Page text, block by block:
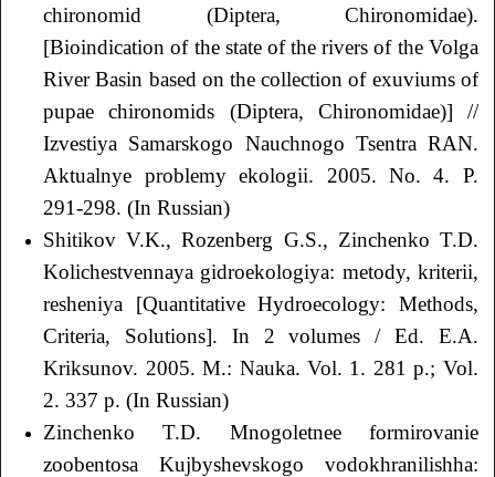
chironomid (Diptera, Chironomidae).
[Bioindication of the state of the rivers of the Volga
River Basin based on the collection of exuviums of
pupae chironomids (Diptera, Chironomidae)] //
Izvestiya Samarskogo Nauchnogo Tsentra RАN.
Aktualnye problemy ekologii. 2005. No. 4. P.
291-298. (In Russian)
Shitikov V.K., Rozenberg G.S., Zinchenko T.D.
Kolichestvennaya gidroekologiya: metody, kriterii,
resheniya [Quantitative Hydroecology: Methods,
Criteria, Solutions]. In 2 volumes / Ed. E.A.
Kriksunov. 2005. M.: Nauka. Vol. 1. 281 p.; Vol.
2. 337 p. (In Russian)
Zinchenko T.D. Mnogoletnee formirovanie
zoobentosa Kujbyshevskogo vodokhranilishha: